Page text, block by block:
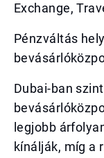
Exchange,
Pénzváltás
Dubai-ban
legjobb
kínálják, míg a